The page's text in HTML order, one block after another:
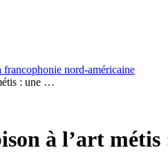
nord-américaine
: une …
à l’art